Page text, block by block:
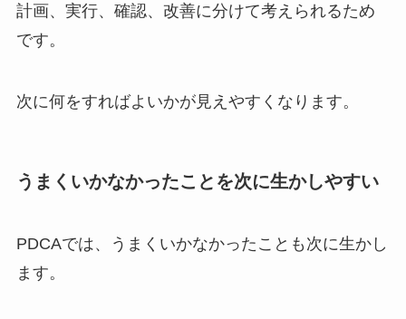
計画、実行、確認、改善に分けて考えられるため
です。
次に何をすればよいかが見えやすくなります。
うまくいかなかったことを次に生かしやすい
PDCAでは、うまくいかなかったことも次に生かし
ます。